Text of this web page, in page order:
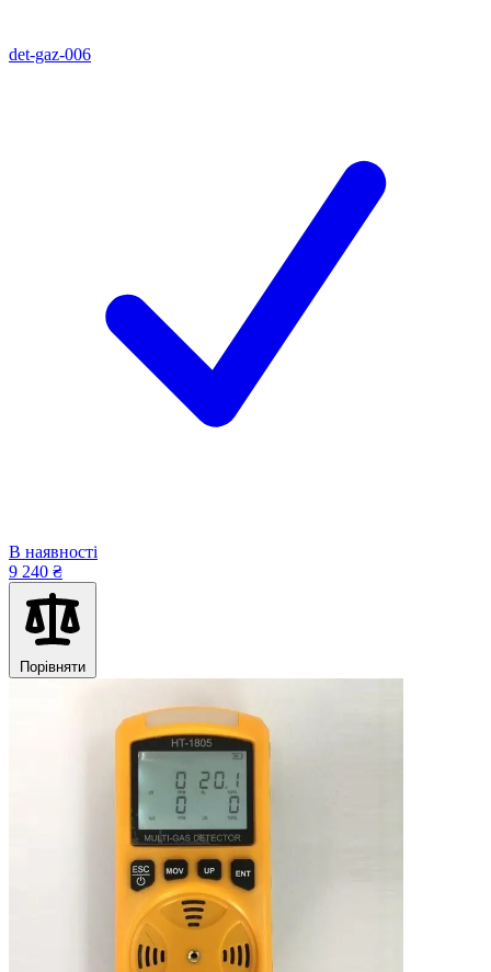
det-gaz-006
В наявності
9 240 ₴
Порівняти